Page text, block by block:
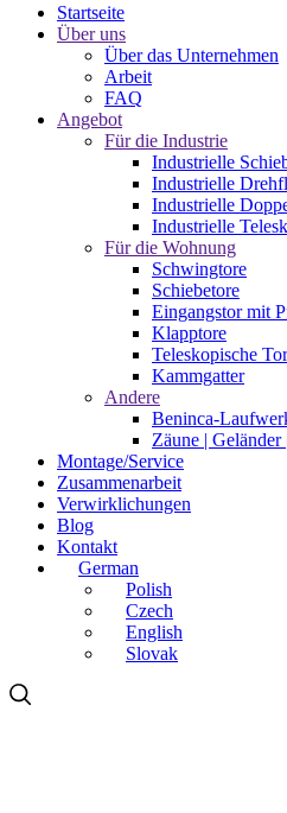
Startseite
Über uns
Über das Unternehmen
Arbeit
FAQ
Angebot
Für die Industrie
Industrielle
Industrielle
Industrielle
Industrielle
Für die Wohnung
Schwingtore
Schiebetore
Eingangstor mit
Klapptore
Teleskopische
Kammgatter
Andere
Beninca-
Zäune | Geländer
Montage/Service
Zusammenarbeit
Verwirklichungen
Blog
Kontakt
German
Polish
Czech
English
Slovak